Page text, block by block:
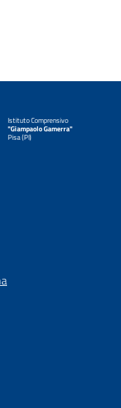
Istituto Comprensivo
"Giampaolo Gamerra"
Pisa (PI)